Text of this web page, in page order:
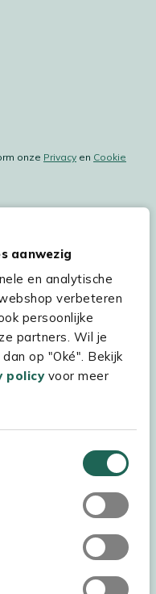
aanwezig
en analytische
verbeteren
persoonlijke
partners. Wil je
op "Oké". Bekijk
policyvoor meer
onze Privacy en Cookie